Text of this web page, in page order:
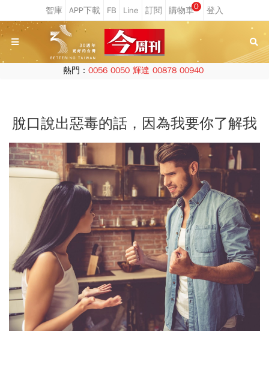
0
熱門： 0056 0050 輝達 00878 00940
脫口說出惡毒的話，因為我要你了解我